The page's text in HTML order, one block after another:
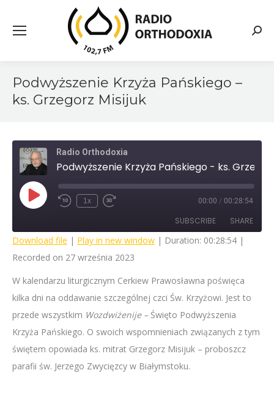
Podwyższenie Krzyża Pańskiego –
ks. Grzegorz Misijuk
Radio Orthodoxia
Play
EpisodeRewind
1x
Fast
seconds
00:00 / 00:28:54
SUBSCRIBE SHARE
SHARE
LINK
Download file | Play in new window | Duration: 00:28:54 |
Recorded on 27 września 2023
W kalendarzu liturgicznym Cerkiew Prawosławna poświęca
kilka dni na oddawanie szczególnej czci Św. Krzyżowi. Jest to
przede wszystkim Wozdwiżenije –Święto Podwyższenia
Krzyża Pańskiego. O swoich wspomnieniach związanych z tym
świętem opowiada ks. mitrat Grzegorz Misijuk – proboszcz
parafii św. Jerzego Zwycięzcy w Białymstoku.